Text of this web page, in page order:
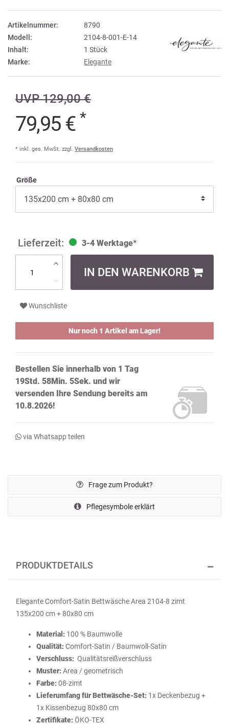
Artikelnummer:
8790
Modell:
2104-8-001-E-14
Inhalt:
1 Stück
Marke:
Elegante
UVP 129,00 €
79,95 € *
* inkl. ges. MwSt. zzgl. Versandkosten
Größe
3-4 Werktage*
IN DEN WARENKORB
Wunschliste
Nur noch 1 Artikel am Lager!
Bestellen Sie innerhalb von 1 Tag
19Std. 58Min. 5Sek. und wir
versenden Ihre Sendung bereits am
10.8.2026!
via Whatsapp teilen
Frage zum Produkt?
Pflegesymbole erklärt
PRODUKTDETAILS
Elegante Comfort-Satin Bettwäsche Area 2104-8 zimt
135x200 cm + 80x80 cm
Material: 100 % Baumwolle
Qualität:Comfort-Satin / Baumwoll-Satin
Verschluss: Qualitätsreißverschluss
Muster:Area / geometrisch
Farbe:08-zimt
Lieferumfang für Bettwäsche-Set: 1x Deckenbezug +
1x Kissenbezug 80x80 cm
Zertifikate:ÖKO-TEX